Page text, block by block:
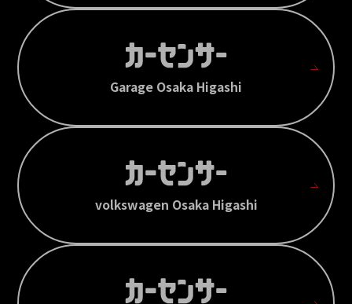
Garage Osaka Higashi
volkswagen Osaka Higashi